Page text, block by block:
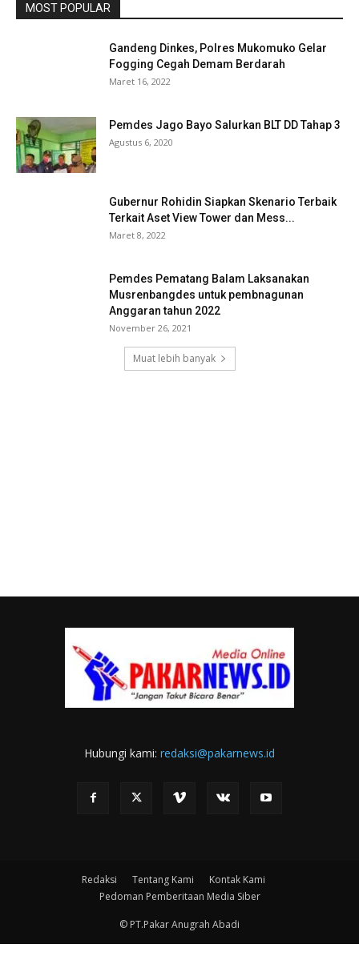
MOST POPULAR
Gandeng Dinkes, Polres Mukomuko Gelar
Fogging Cegah Demam Berdarah
Maret 16, 2022
Pemdes Jago Bayo Salurkan BLT DD Tahap 3
Agustus 6, 2020
Gubernur Rohidin Siapkan Skenario Terbaik
Terkait Aset View Tower dan Mess...
Maret 8, 2022
Pemdes Pematang Balam Laksanakan
Musrenbangdes untuk pembnagunan
Anggaran tahun 2022
November 26, 2021
Muat lebih banyak
Hubungi kami: redaksi@pakarnews.id
Redaksi Tentang Kami
Kontak Kami
Pedoman Pemberitaan Media Siber
© PT.Pakar Anugrah Abadi